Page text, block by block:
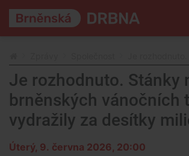
Je rozhodnuto. Stánky
brněnských vánočních
vydražily za desítky
Úterý, 9. června 2026, 20:00